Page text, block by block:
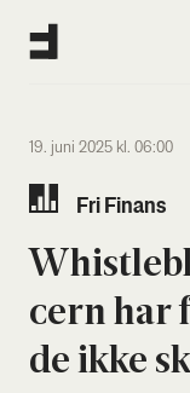
19. juni 2025 kl. 06:00
Fri Finans
cern har
de ikke